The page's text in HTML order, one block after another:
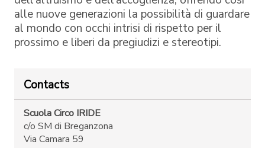
alle nuove generazioni la possibilità di guardare
al mondo con occhi intrisi di rispetto per il
prossimo e liberi da pregiudizi e stereotipi.
Contacts
Scuola Circo IRIDE
c/o SM di Breganzona
Via Camara 59